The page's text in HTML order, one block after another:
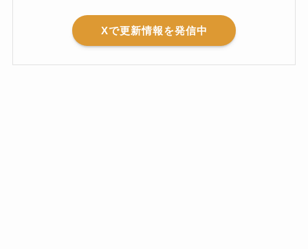
Xで更新情報を発信中